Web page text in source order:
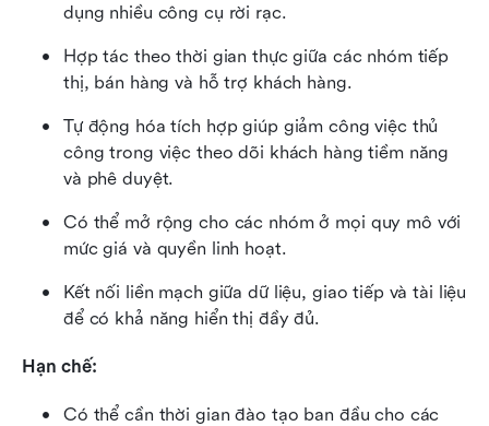
dụng nhiều công cụ rời rạc.
Hợp tác theo thời gian thực giữa các nhóm tiếp
thị, bán hàng và hỗ trợ khách hàng.
Tự động hóa tích hợp giúp giảm công việc thủ
công trong việc theo dõi khách hàng tiềm năng
và phê duyệt.
Có thể mở rộng cho các nhóm ở mọi quy mô với
mức giá và quyền linh hoạt.
Kết nối liền mạch giữa dữ liệu, giao tiếp và tài liệu
để có khả năng hiển thị đầy đủ.
Hạn chế:
Có thể cần thời gian đào tạo ban đầu cho các